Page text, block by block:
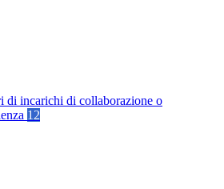
di incarichi di collaborazione o
12